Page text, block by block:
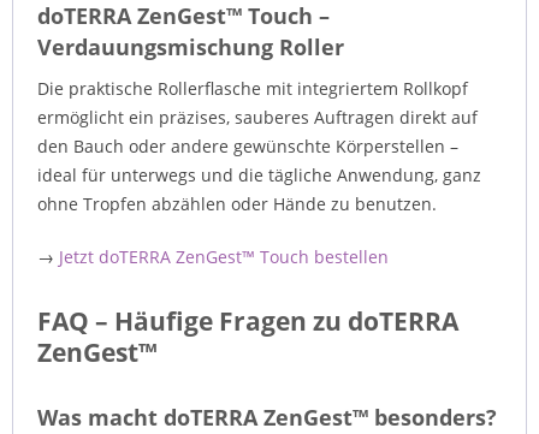
doTERRA ZenGest™ Touch –
Verdauungsmischung Roller
Die praktische Rollerflasche mit integriertem Rollkopf
ermöglicht ein präzises, sauberes Auftragen direkt auf
den Bauch oder andere gewünschte Körperstellen –
ideal für unterwegs und die tägliche Anwendung, ganz
ohne Tropfen abzählen oder Hände zu benutzen.
→ Jetzt doTERRA ZenGest™ Touch bestellen
FAQ – Häufige Fragen zu doTERRA
ZenGest™
Was macht doTERRA ZenGest™ besonders?